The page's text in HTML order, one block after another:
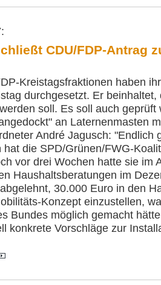
CDU/FDP-Antrag
Kreistagsfraktionen haben
durchgesetzt. Er
soll. Es soll auch geprüft
an Laternenmasten
André Jagusch: "Endlich
hat die SPD/Grünen/FWG-
vor drei Wochen hatte sie im
Haushaltsberatungen im
30.000 Euro in den
Konzept einzustellen,
Bundes möglich gemacht
konkrete Vorschläge zur